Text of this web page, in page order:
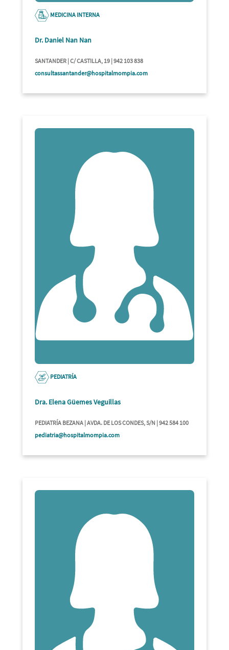
MEDICINA INTERNA
Dr. Daniel Nan Nan
SANTANDER | C/ CASTILLA, 19 | 942 103 838
consultassantander@hospitalmompia.com
PEDIATRÍA
Dra. Elena Güemes Veguillas
PEDIATRÍA BEZANA | AVDA. DE LOS CONDES, S/N | 942 584 100
pediatria@hospitalmompia.com